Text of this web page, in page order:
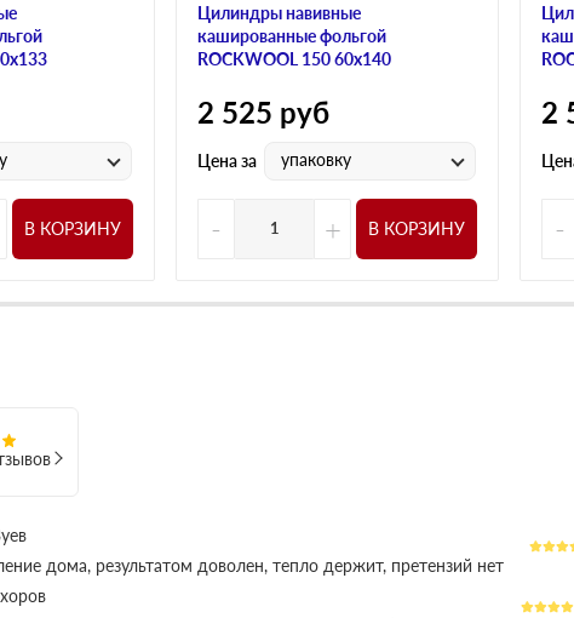
В КОРЗИНУ
Цилиндры навивные
кашированные фольгой
ROCKWOOL 150 60х140
2 525 руб
Цена за упаковку
- + В КОРЗИНУ
2
-
дома, результатом доволен, тепло держит, претензий нет